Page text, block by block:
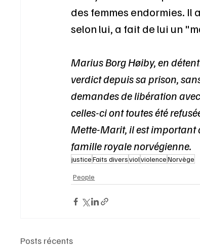
des femmes endormies.
selon lui, a fait de lui un
Marius Borg Høiby, en
verdict depuis sa prison,
demandes de libération
celles-ci ont toutes été
Mette-Marit, il est important
famille royale norvégienne.
justiceFaits diversviolviolenceNorvège
People
Posts récents